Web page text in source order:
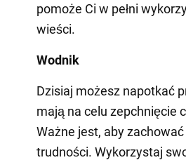
pomoże Ci w pełni
wieści.
Wodnik
Dzisiaj możesz napotkać
mają na celu zepchnięcie
Ważne jest, aby
trudności. Wykorzystaj